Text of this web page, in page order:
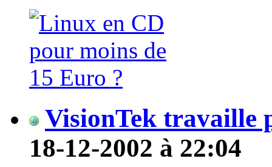
VisionTek travaille
18-12-2002 à 22:04